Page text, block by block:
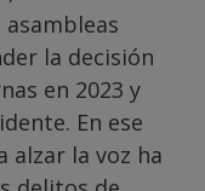
la decisión
en 2023 y
En ese
alzar la voz ha